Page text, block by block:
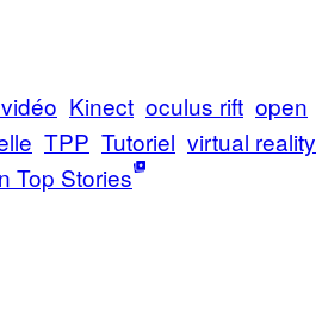
Kinect oculus rift open
TPP Tutoriel virtual reality
Top Stories